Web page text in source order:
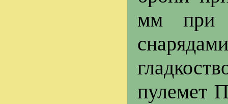
мм при
пулемет